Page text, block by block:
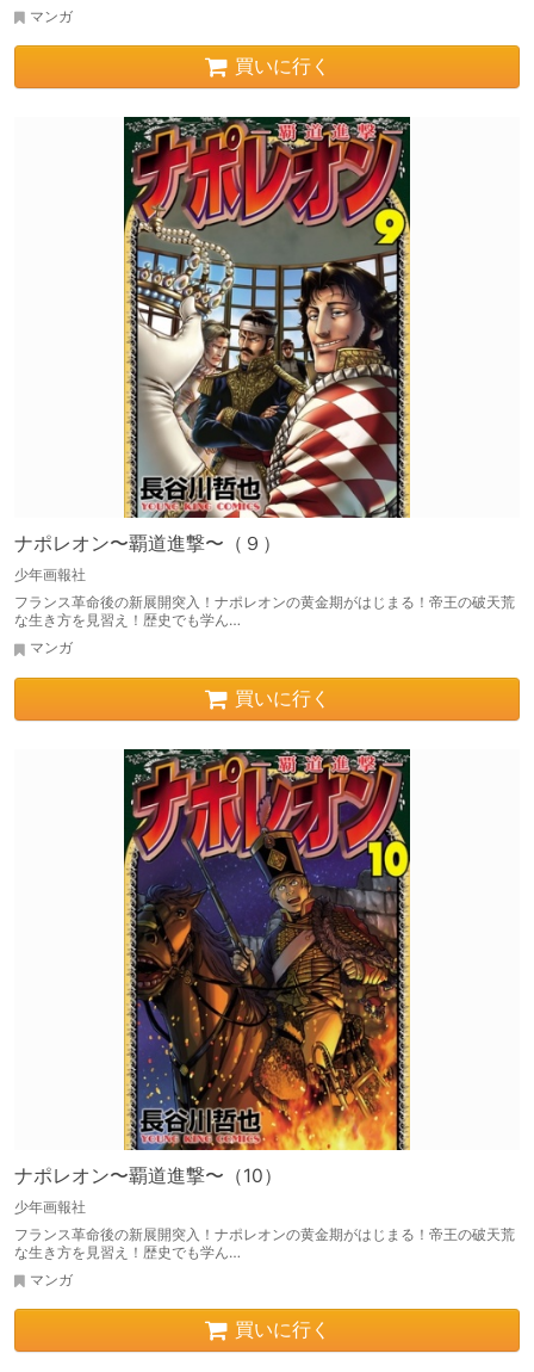
マンガ
買いに行く
ナポレオン〜覇道進撃〜（９）
少年画報社
フランス革命後の新展開突入！ナポレオンの黄金期がはじまる！帝王の破天荒
な生き方を見習え！歴史でも学ん…
マンガ
買いに行く
ナポレオン〜覇道進撃〜（10）
少年画報社
フランス革命後の新展開突入！ナポレオンの黄金期がはじまる！帝王の破天荒
な生き方を見習え！歴史でも学ん…
マンガ
買いに行く